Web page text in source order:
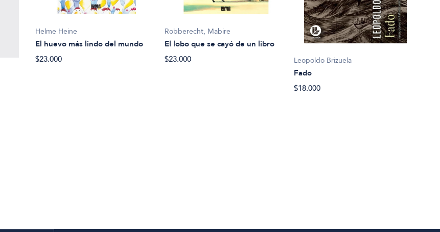
Helme Heine
El huevo más lindo del mundo
$23.000
Robberecht, Mabire
El lobo que se cayó de un libro
$23.000
Leopoldo Brizuela
Fado
$18.000